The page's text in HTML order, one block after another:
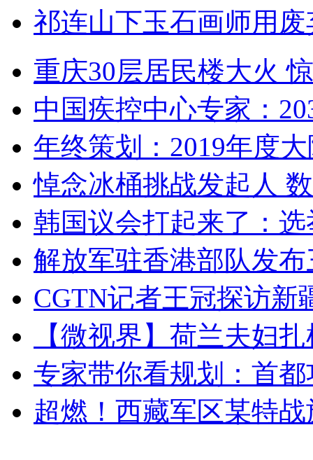
祁连山下玉石画师用
重庆30层居民楼大火
中国疾控中心专家：
年终策划：2019年度
悼念冰桶挑战发起人
韩国议会打起来了：
解放军驻香港部队发
CGTN记者王冠探访新
【微视界】荷兰夫妇
专家带你看规划：首
超燃！西藏军区某特